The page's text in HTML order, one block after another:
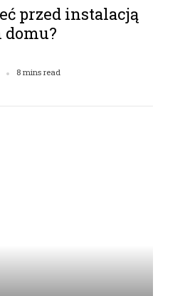
przed instalacją
8 mins read